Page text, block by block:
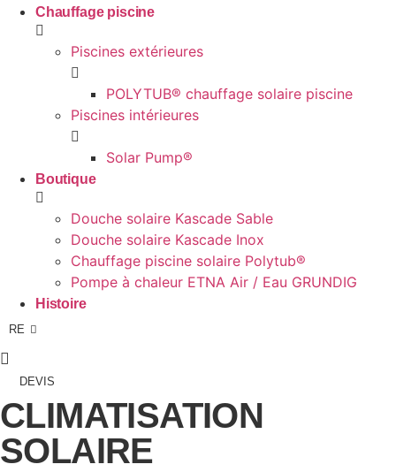
Chauffage piscine
Piscines extérieures
POLYTUB® chauffage solaire piscine
Piscines intérieures
Solar Pump®
Boutique
Douche solaire Kascade Sable
Douche solaire Kascade Inox
Chauffage piscine solaire Polytub®
Pompe à chaleur ETNA Air / Eau GRUNDIG
Histoire
RE
FR
AG
DEVIS
CLIMATISATION
SOLAIRE